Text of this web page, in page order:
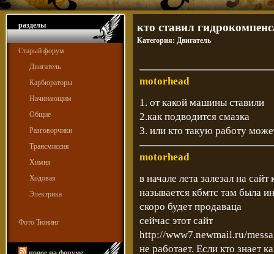
разделы
Старый форум
Двигатель
Карбюраторы
Начинающим
Общие
Разговорчики
Трансмиссия
Химия
Ходовая
Электрика
Фото Тюнинг
кто ставил
Категория: Двигатель
motorhead
1. от какой машины ставили
2.как подводится смазка
3. или кто такую работу
motorhead
в начале лета залезал на
называется кбмтс там была
скоро будет продаваца
сейчас этот сайт
http://www7.newmail.ru/
не работает. Если кто знает